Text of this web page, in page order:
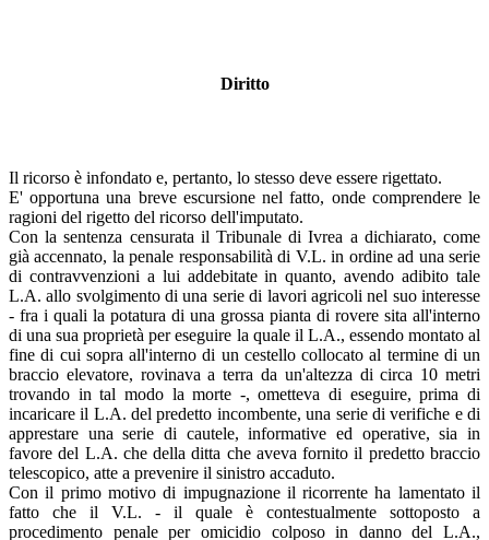
Diritto
Il ricorso è infondato e, pertanto, lo stesso deve essere rigettato.
E' opportuna una breve escursione nel fatto, onde comprendere le
ragioni del rigetto del ricorso dell'imputato.
Con la sentenza censurata il Tribunale di Ivrea a dichiarato, come
già accennato, la penale responsabilità di V.L. in ordine ad una serie
di contravvenzioni a lui addebitate in quanto, avendo adibito tale
L.A. allo svolgimento di una serie di lavori agricoli nel suo interesse
- fra i quali la potatura di una grossa pianta di rovere sita all'interno
di una sua proprietà per eseguire la quale il L.A., essendo montato al
fine di cui sopra all'interno di un cestello collocato al termine di un
braccio elevatore, rovinava a terra da un'altezza di circa 10 metri
trovando in tal modo la morte -, ometteva di eseguire, prima di
incaricare il L.A. del predetto incombente, una serie di verifiche e di
apprestare una serie di cautele, informative ed operative, sia in
favore del L.A. che della ditta che aveva fornito il predetto braccio
telescopico, atte a prevenire il sinistro accaduto.
Con il primo motivo di impugnazione il ricorrente ha lamentato il
fatto che il V.L. - il quale è contestualmente sottoposto a
procedimento penale per omicidio colposo in danno del L.A.,